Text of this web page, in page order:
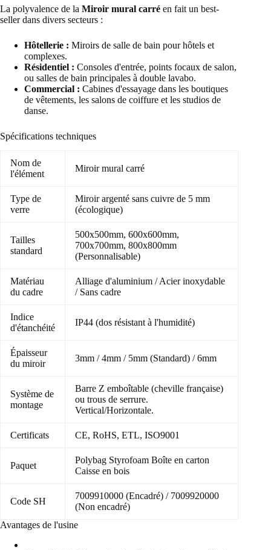
La polyvalence de la Miroir mural carré en fait un best-
seller dans divers secteurs :
Hôtellerie : Miroirs de salle de bain pour hôtels et
complexes.
Résidentiel : Consoles d'entrée, points focaux de salon,
ou salles de bain principales à double lavabo.
Commercial : Cabines d'essayage dans les boutiques
de vêtements, les salons de coiffure et les studios de
danse.
Spécifications techniques
Nom de
l'élément
Miroir mural carré
Type de
verre
Miroir argenté sans cuivre de 5 mm
(écologique)
Tailles
standard
500x500mm, 600x600mm,
700x700mm, 800x800mm
(Personnalisable)
Matériau
du cadre
Alliage d'aluminium / Acier inoxydable
/ Sans cadre
Indice
d'étanchéité
IP44 (dos résistant à l'humidité)
Épaisseur
du miroir
3mm / 4mm / 5mm (Standard) / 6mm
Système de
montage
Barre Z emboîtable (cheville française)
ou trous de serrure.
Vertical/Horizontale.
Certificats CE, RoHS, ETL, ISO9001
Paquet
Polybag Styrofoam Boîte en carton
Caisse en bois
Code SH
7009910000 (Encadré) / 7009920000
(Non encadré)
Avantages de l'usine